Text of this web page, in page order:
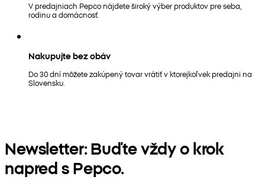
V predajniach Pepco nájdete široký výber produktov pre seba,
rodinu a domácnosť.
Nakupujte bez obáv
Do 30 dní môžete zakúpený tovar vrátiť v ktorejkoľvek predajni na
Slovensku.
Newsletter: Buďte vždy o krok
napred s Pepco.